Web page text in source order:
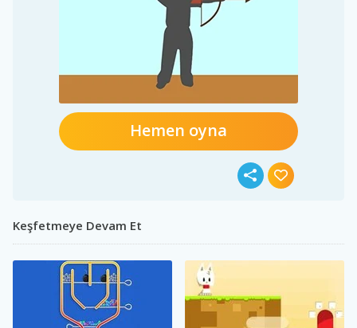
Hemen oyna
Keşfetmeye Devam Et